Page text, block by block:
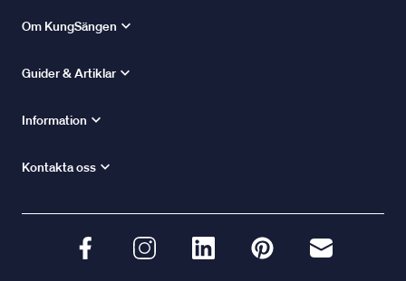
Om KungSängen
Guider & Artiklar
Information
Kontakta oss